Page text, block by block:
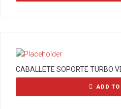
CABALLETE SOPORTE TURBO
ADD